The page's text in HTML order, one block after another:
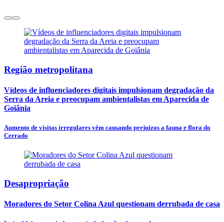
Região metropolitana
Vídeos de influenciadores digitais impulsionam degradação da
Serra da Areia e preocupam ambientalistas em Aparecida de
Goiânia
Aumento de visitas irregulares vêm causando prejuízos a fauna e flora do
Cerrado
Desapropriação
Moradores do Setor Colina Azul questionam derrubada de casa